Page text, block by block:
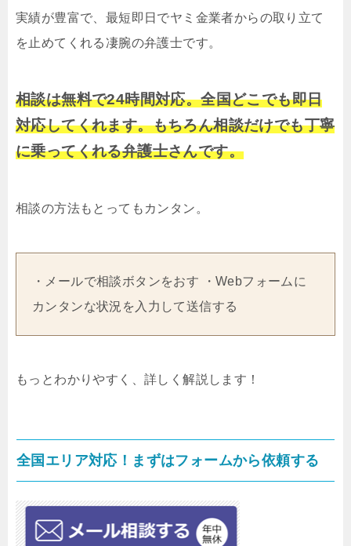
実績が豊富で、最短即日でヤミ金業者からの取り立て
を止めてくれる凄腕の弁護士です。
相談は無料で24時間対応。全国どこでも即日
対応してくれます。もちろん相談だけでも丁寧
に乗ってくれる弁護士さんです。
相談の方法もとってもカンタン。
・メールで相談ボタンをおす ・Webフォームに
カンタンな状況を入力して送信する
もっとわかりやすく、詳しく解説します！
全国エリア対応！まずはフォームから依頼する